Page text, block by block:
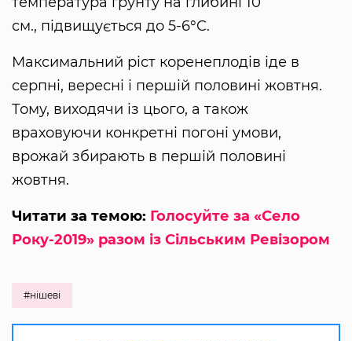
см., підвищується до 5-6°C.
Максимальний ріст коренеплодів іде в
серпні, вересні і першій половині жовтня.
Тому, виходячи із цього, а також
враховуючи конкретні погоні умови,
врожай збирають в першій половині
жовтня.
Читати за темою: Голосуйте за «Село
Року-2019» разом із Сільським Ревізором
#нішеві